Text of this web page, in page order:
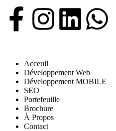
Acceuil
Développement Web
Développement MOBILE
SEO
Portefeuille
Brochure
À Propos
Contact